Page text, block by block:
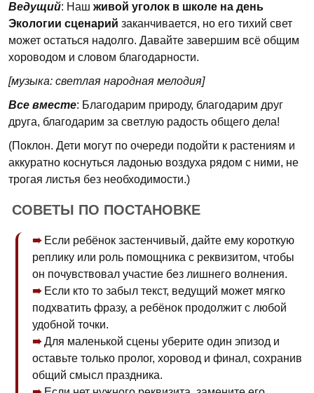
Ведущий: Наш живой уголок в школе на день
Экологии сценарий заканчивается, но его тихий свет
может остаться надолго. Давайте завершим всё общим
хороводом и словом благодарности.
[музыка: светлая народная мелодия]
Все вместе: Благодарим природу, благодарим друг
друга, благодарим за светлую радость общего дела!
(Поклон. Дети могут по очереди подойти к растениям и
аккуратно коснуться ладонью воздуха рядом с ними, не
трогая листья без необходимости.)
СОВЕТЫ ПО ПОСТАНОВКЕ
Если ребёнок застенчивый, дайте ему короткую
реплику или роль помощника с реквизитом, чтобы
он почувствовал участие без лишнего волнения.
Если кто то забыл текст, ведущий может мягко
подхватить фразу, а ребёнок продолжит с любой
удобной точки.
Для маленькой сцены уберите один эпизод и
оставьте только пролог, хоровод и финал, сохранив
общий смысл праздника.